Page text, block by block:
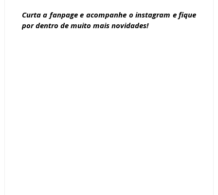
Curta a fanpagee acompanhe oinstagram e fique
por dentro de muito mais novidades!